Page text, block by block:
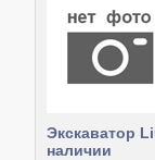
Экскаватор
наличии